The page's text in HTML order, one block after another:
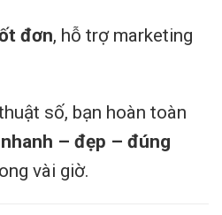
đơn, hỗ trợ marketing
số, bạn hoàn toàn
– đẹp – đúng
vài giờ.